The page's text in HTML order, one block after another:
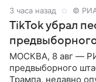
3 часа назад ©
TikTok убрал
МОСКВА, 8 авг —
предвыборного
Трампа, недавно